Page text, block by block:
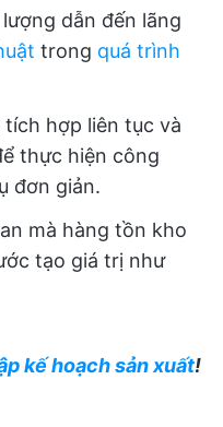
dẫn đến lãng
trong quá trình
tích hợp liên tục và
thực hiện công
đơn giản.
mà hàng tồn kho
tạo giá trị như
kế hoạch sản xuất!